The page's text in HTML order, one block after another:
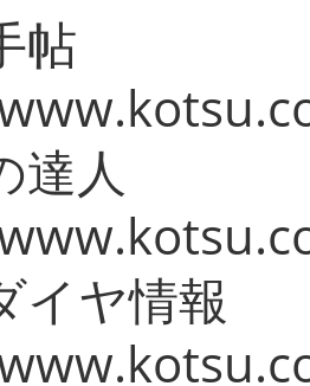
帖
達人
イヤ情報